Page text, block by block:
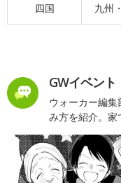
四国 九州
GWイベント
ウォーカー編
み方を紹介。家